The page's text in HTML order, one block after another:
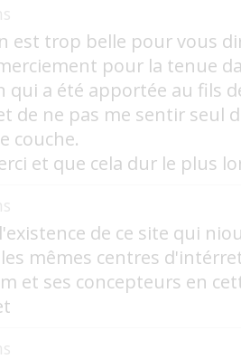
est trop belle pour vous
pour la tenue
qui a été apportée au fils
de ne pas me sentir seul
couche.
et que cela dur le plus
de ce site qui
mêmes centres
et ses concepteurs en